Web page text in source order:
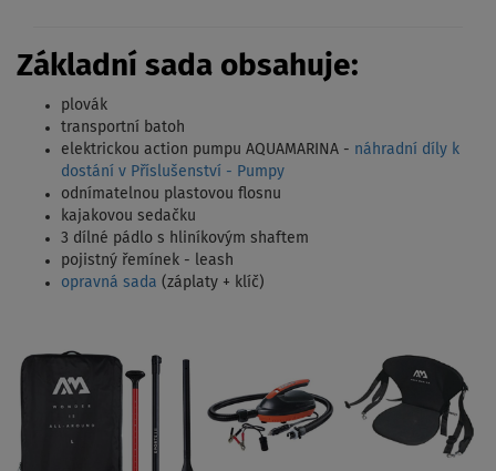
Základní sada obsahuje:
plovák
transportní batoh
elektrickou action pumpu AQUAMARINA - náhradní díly k
dostání v Příslušenství - Pumpy
odnímatelnou plastovou flosnu
kajakovou sedačku
3 dílné pádlo s hliníkovým shaftem
pojistný řemínek - leash
opravná sada (záplaty + klíč)